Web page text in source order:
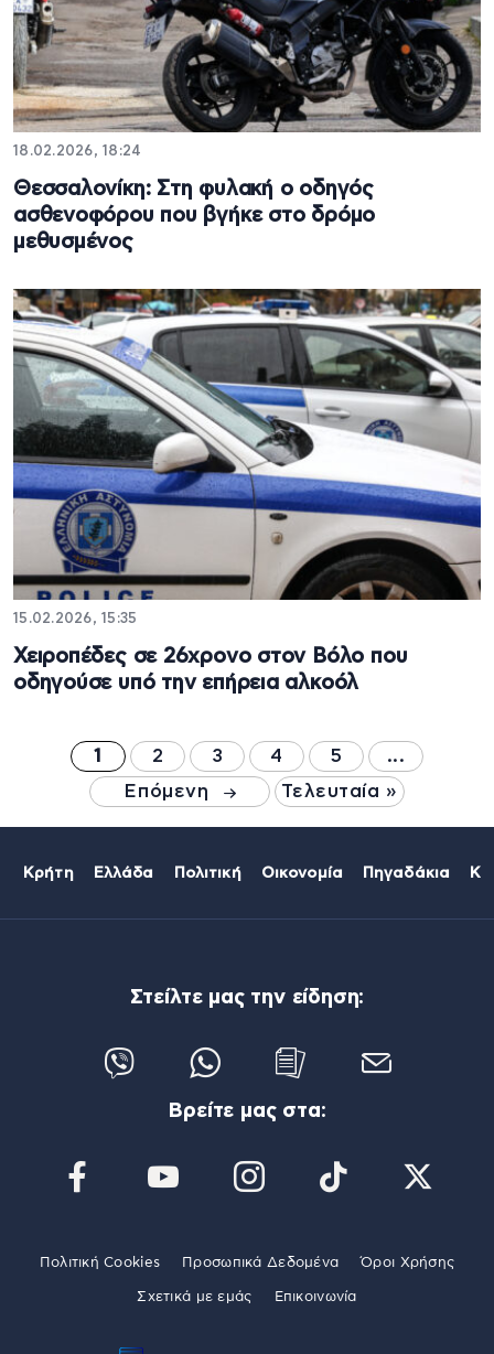
18.02.2026, 18:24
Θεσσαλονίκη: Στη φυλακή ο οδηγός
ασθενοφόρου που βγήκε στο δρόμο
μεθυσμένος
15.02.2026, 15:35
Χειροπέδες σε 26χρονο στον Βόλο που
οδηγούσε υπό την επήρεια αλκοόλ
1 2 3 4 5
...
Επόμενη
Τελευταία »
Κρήτη Ελλάδα Πολιτική Οικονομία Πηγαδάκια
Στείλτε μας την είδηση:
Βρείτε μας στα:
Πολιτική Cookies Προσωπικά Δεδομένα Όροι Χρήσης
Σχετικά με εμάς Επικοινωνία